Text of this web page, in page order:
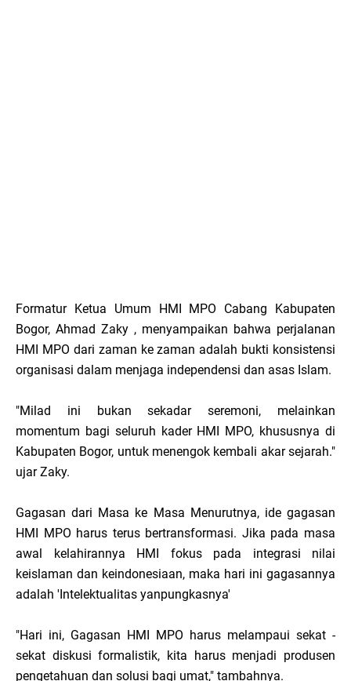
Formatur Ketua Umum HMI MPO Cabang Kabupaten
Bogor, Ahmad Zaky , menyampaikan bahwa perjalanan
HMI MPO dari zaman ke zaman adalah bukti konsistensi
organisasi dalam menjaga independensi dan asas Islam.
"Milad ini bukan sekadar seremoni, melainkan
momentum bagi seluruh kader HMI MPO, khususnya di
Kabupaten Bogor, untuk menengok kembali akar sejarah."
ujar Zaky.
Gagasan dari Masa ke Masa Menurutnya, ide gagasan
HMI MPO harus terus bertransformasi. Jika pada masa
awal kelahirannya HMI fokus pada integrasi nilai
keislaman dan keindonesiaan, maka hari ini gagasannya
adalah 'Intelektualitas yanpungkasnya'
"Hari ini, Gagasan HMI MPO harus melampaui sekat -
sekat diskusi formalistik, kita harus menjadi produsen
pengetahuan dan solusi bagi umat," tambahnya.